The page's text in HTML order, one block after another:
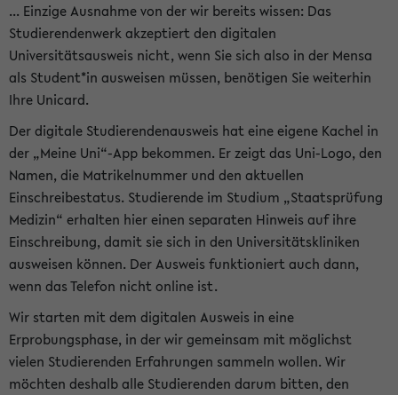
... Einzige Ausnahme von der wir bereits wissen: Das
Studierendenwerk akzeptiert den digitalen
Universitätsausweis nicht, wenn Sie sich also in der Mensa
als Student*in ausweisen müssen, benötigen Sie weiterhin
Ihre Unicard.
Der digitale Studierendenausweis hat eine eigene Kachel in
der „Meine Uni“-App bekommen. Er zeigt das Uni-Logo, den
Namen, die Matrikelnummer und den aktuellen
Einschreibestatus. Studierende im Studium „Staatsprüfung
Medizin“ erhalten hier einen separaten Hinweis auf ihre
Einschreibung, damit sie sich in den Universitätskliniken
ausweisen können. Der Ausweis funktioniert auch dann,
wenn das Telefon nicht online ist.
Wir starten mit dem digitalen Ausweis in eine
Erprobungsphase, in der wir gemeinsam mit möglichst
vielen Studierenden Erfahrungen sammeln wollen. Wir
möchten deshalb alle Studierenden darum bitten, den